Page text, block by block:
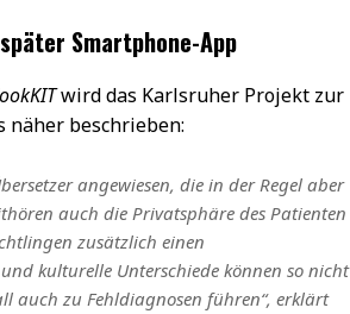
Smartphone-App
wird das Karlsruher Projekt zur
näher beschrieben:
angewiesen, die in der Regel aber
auch die Privatsphäre des Patienten
zusätzlich einen
kulturelle Unterschiede können so nicht
auch zu Fehldiagnosen führen“, erklärt